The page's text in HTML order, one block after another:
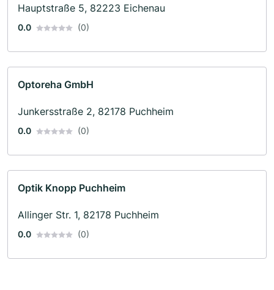
Hauptstraße 5, 82223 Eichenau
0.0 (0)
Optoreha GmbH
Junkersstraße 2, 82178 Puchheim
0.0 (0)
Optik Knopp Puchheim
Allinger Str. 1, 82178 Puchheim
0.0 (0)